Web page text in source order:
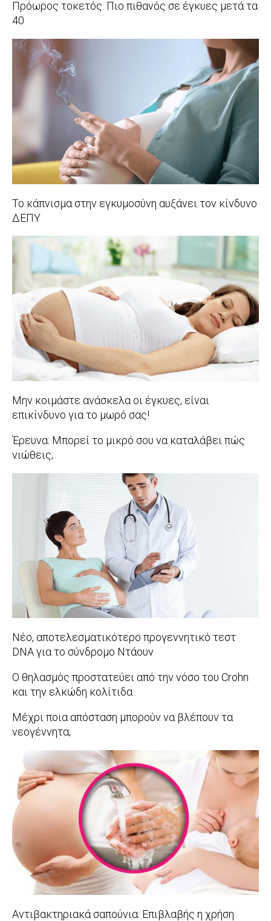
Πρόωρος τοκετός: Πιο πιθανός σε έγκυες μετά τα
40
2018-
02-
Το κάπνισμα στην εγκυμοσύνη αυξάνει τον κίνδυνο
ΔΕΠΥ
2018-
01-
Μην κοιμάστε ανάσκελα οι έγκυες, είναι
επικίνδυνο για το μωρό σας!
12-
Έρευνα: Μπορεί το μικρό σου να καταλάβει πώς
νιώθεις;
2017-
Νέο, αποτελεσματικότερο προγεννητικό τεστ
DNA για το σύνδρομο Ντάουν
11-
Ο θηλασμός προστατεύει από την νόσο του Crohn
και την ελκώδη κολίτιδα
11-
Μέχρι ποια απόσταση μπορούν να βλέπουν τα
νεογέννητα;
11-
09
Αντιβακτηριακά σαπούνια: Επιβλαβής η χρήση